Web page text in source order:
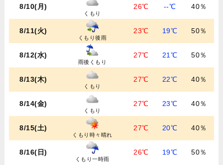
8/10(月)
くもり
26℃ --℃ 40％
8/11(火)
くもり後雨
23℃ 19℃ 50％
8/12(水)
雨後くもり
27℃ 21℃ 50％
8/13(木)
くもり
27℃ 22℃ 40％
8/14(金)
くもり
27℃ 23℃ 40％
8/15(土)
くもり時々晴れ
27℃ 20℃ 40％
8/16(日)
くもり一時雨
26℃ 19℃ 50％